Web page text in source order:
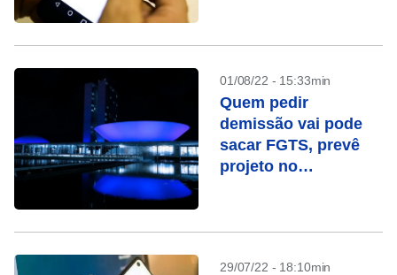
01/08/22 - 15:33min
Quem pedir
demissão vai pode
sacar FGTS, prevê
projeto no
29/07/22 - 18:10min